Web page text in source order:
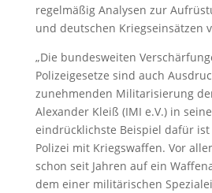
regelmäßig Analysen zur
und deutschen Kriegseinsätzen
„Die bundesweiten
Polizeigesetze sind auch
zunehmenden Militarisierung
Alexander Kleiß (IMI e.V.) in
eindrücklichste Beispiel dafür
Polizei mit Kriegswaffen. Vor
schon seit Jahren auf ein
dem einer militärischen